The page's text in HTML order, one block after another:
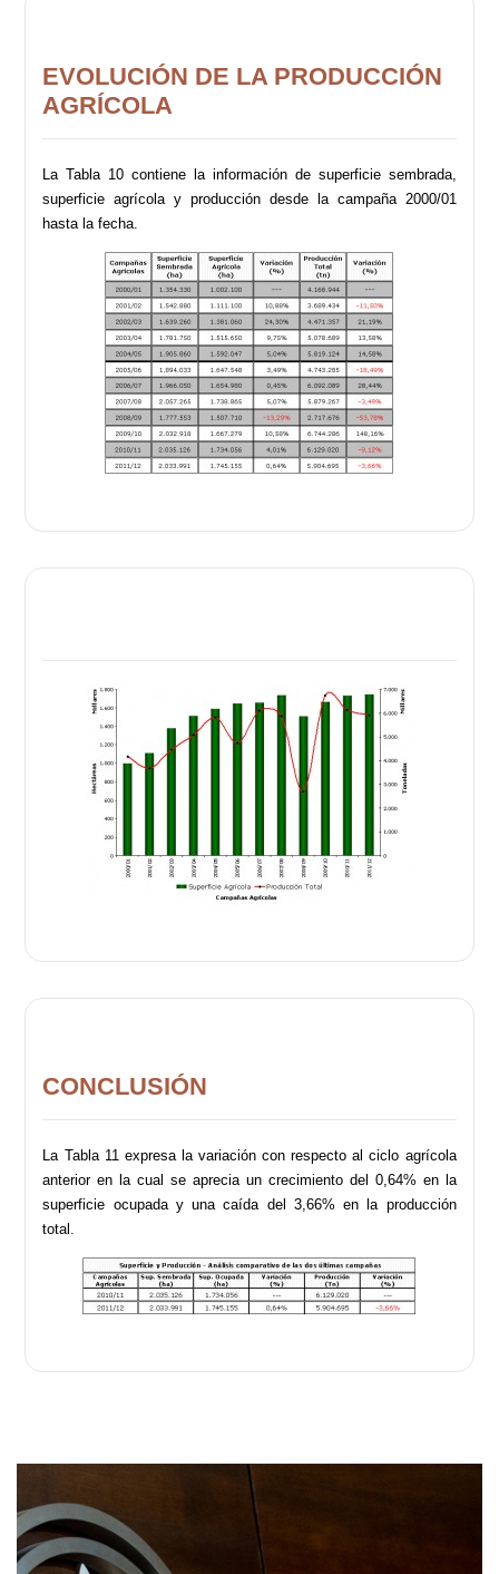
EVOLUCIÓN DE LA PRODUCCIÓN
AGRÍCOLA
La Tabla 10 contiene la información de superficie sembrada,
superficie agrícola y producción desde la campaña 2000/01
hasta la fecha.
CONCLUSIÓN
La Tabla 11 expresa la variación con respecto al ciclo agrícola
anterior en la cual se aprecia un crecimiento del 0,64% en la
superficie ocupada y una caída del 3,66% en la producción
total.